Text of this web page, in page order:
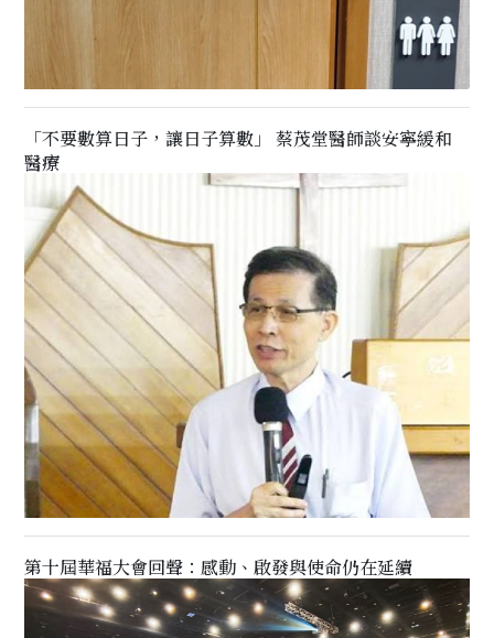
「不要數算日子，讓日子算數」 蔡茂堂醫師談安寧緩和
醫療
第十屆華福大會回聲：感動、啟發與使命仍在延續